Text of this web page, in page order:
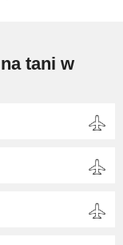
tani w